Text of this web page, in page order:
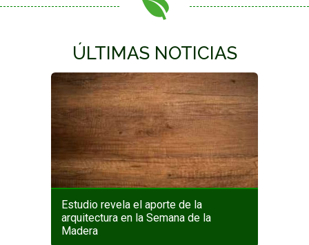
ÚLTIMAS NOTICIAS
Estudio revela el aporte de la
arquitectura en la Semana de la
Madera